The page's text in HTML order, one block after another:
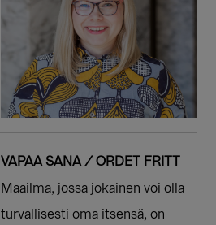
VAPAA SANA / ORDET FRITT
Maailma, jossa jokainen voi olla
turvallisesti oma itsensä, on